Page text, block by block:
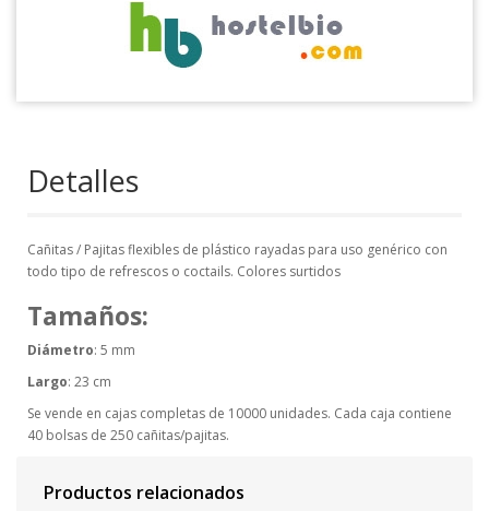
Detalles
Cañitas / Pajitas flexibles de plástico rayadas para uso genérico con
todo tipo de refrescos o coctails. Colores surtidos
Tamaños:
Diámetro: 5 mm
Largo: 23 cm
Se vende en cajas completas de 10000 unidades. Cada caja contiene
40 bolsas de 250 cañitas/pajitas.
Productos relacionados